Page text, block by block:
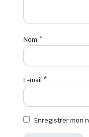
Nom *
E-mail *
Enregistrer mon